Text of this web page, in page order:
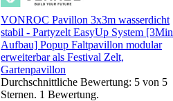
VONROC Pavillon 3x3m wasserdicht
stabil - Partyzelt EasyUp System [3Min
Aufbau] Popup Faltpavillon modular
erweiterbar als Festival Zelt,
Gartenpavillon
Durchschnittliche Bewertung: 5 von 5
Sternen. 1 Bewertung.